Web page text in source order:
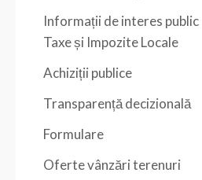
Informații de interes public
Taxe și Impozite Locale
Achiziții publice
Transparență decizională
Formulare
Oferte vânzări terenuri